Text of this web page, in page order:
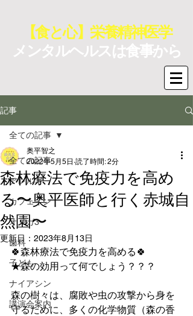
【食と心】栄養精神医学
メンタルヘルスは食事から
記事
全ての記事
アレルギー
カフェイン
オメガ3
歯科
子ども
ナイアシン
講演会案内
全ての記事
森林療法で免疫力を高め
る〜奥平医師と行く赤城自
然園〜
奥平智之
2022年5月5日 読了時間: 2分
更新日： 2023年8月13日
🍀森林療法で免疫力を高める🍀
★森の効用って何でしょう？？？
森の樹々は、腐敗や虫の攻撃から身を
守るために、多くの化学物質（森の香